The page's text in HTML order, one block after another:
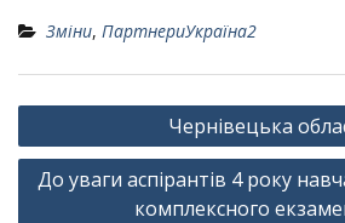
Зміни, ПартнериУкраїна2
Навігація
записів
Чернівецька
До уваги аспірантів 4 року
комплексного